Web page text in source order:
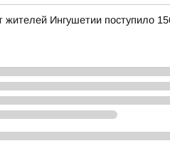
жителей Ингушетии поступило